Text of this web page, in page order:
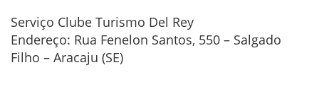
Serviço Clube Turismo Del Rey
Endereço: Rua Fenelon Santos, 550 – Salgado
Filho – Aracaju (SE)